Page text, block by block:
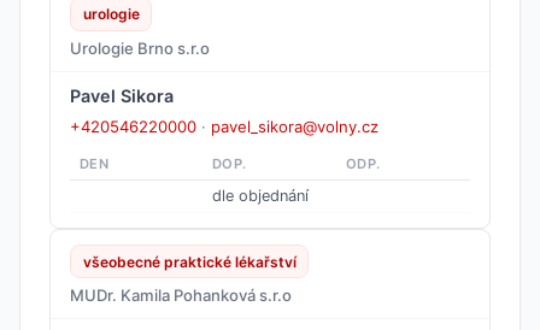
urologie
Urologie Brno s.r.o
Pavel Sikora
+420546220000 · pavel_sikora@volny.cz
DEN DOP. ODP.
dle objednání
všeobecné praktické lékařství
MUDr. Kamila Pohanková s.r.o